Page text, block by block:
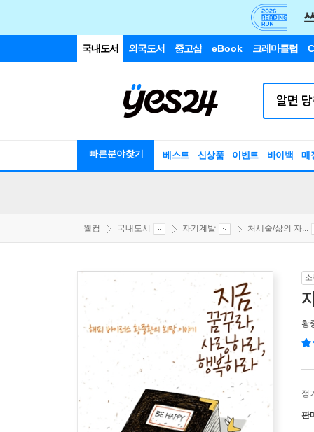
국내도서 외국도서 중고샵 eBook 크레마클럽
빠른분야찾기 베스트 신상품 이벤트 바이백 매
웰컴 국내도서 자기계발 처세술/삶의 자...
황
정
판